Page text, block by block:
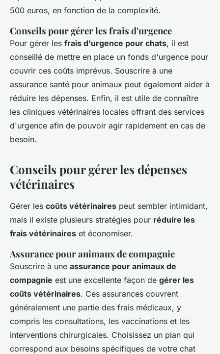
500 euros, en fonction de la complexité.
Conseils pour gérer les frais d'urgence
Pour gérer les frais d'urgence pour chats, il est
conseillé de mettre en place un fonds d'urgence pour
couvrir ces coûts imprévus. Souscrire à une
assurance santé pour animaux peut également aider à
réduire les dépenses. Enfin, il est utile de connaître
les cliniques vétérinaires locales offrant des services
d'urgence afin de pouvoir agir rapidement en cas de
besoin.
Conseils pour gérer les dépenses
vétérinaires
Gérer les coûts vétérinaires peut sembler intimidant,
mais il existe plusieurs stratégies pour réduire les
frais vétérinaires et économiser.
Assurance pour animaux de compagnie
Souscrire à une assurance pour animaux de
compagnie est une excellente façon de gérer les
coûts vétérinaires. Ces assurances couvrent
généralement une partie des frais médicaux, y
compris les consultations, les vaccinations et les
interventions chirurgicales. Choisissez un plan qui
correspond aux besoins spécifiques de votre chat